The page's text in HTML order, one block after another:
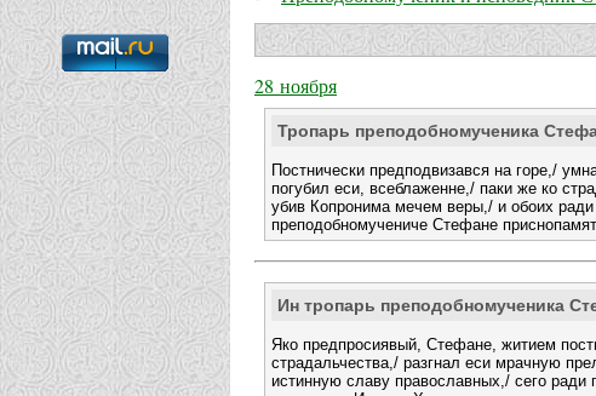
28 ноября
Тропарь преподобномученика
Постнически предподвизався на горе,/
погубил еси, всеблаженне,/ паки же ко
убив Копронима мечем веры,/ и обоих
преподобномучениче Стефане
Ин тропарь преподобномученика
Яко предпросиявый, Стефане, житием
страдальчества,/ разгнал еси мрачную
истинную славу православных,/ сего